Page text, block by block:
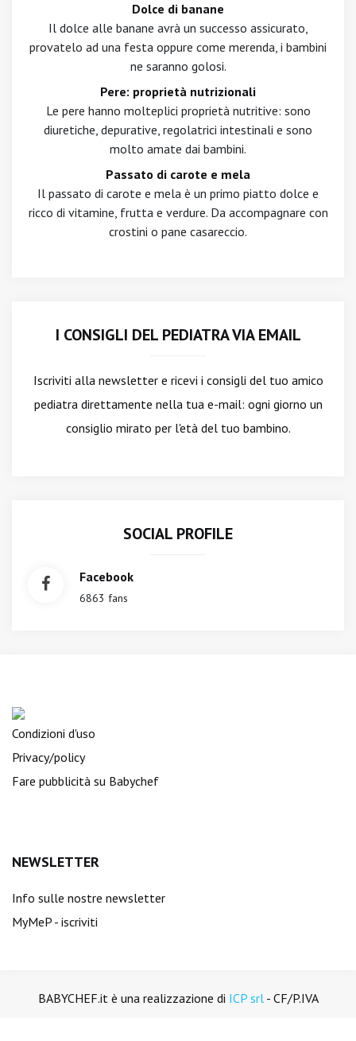
Dolce di banane
Il dolce alle banane avrà un successo assicurato,
provatelo ad una festa oppure come merenda, i bambini
ne saranno golosi.
Pere: proprietà nutrizionali
Le pere hanno molteplici proprietà nutritive: sono
diuretiche, depurative, regolatrici intestinali e sono
molto amate dai bambini.
Passato di carote e mela
Il passato di carote e mela è un primo piatto dolce e
ricco di vitamine, frutta e verdure. Da accompagnare con
crostini o pane casareccio.
I CONSIGLI DEL PEDIATRA VIA EMAIL
Iscriviti alla newslettere ricevi i consigli del tuo amico
pediatra direttamente nella tua e-mail: ogni giorno un
consiglio mirato per l'età del tuo bambino.
SOCIAL PROFILE
Facebook
6863 fans
Condizioni d'uso
Privacy/policy
Fare pubblicità su Babychef
NEWSLETTER
Info sulle nostre newsletter
MyMeP - iscriviti
BABYCHEF.it è una realizzazione di ICP srl- CF/P.IVA